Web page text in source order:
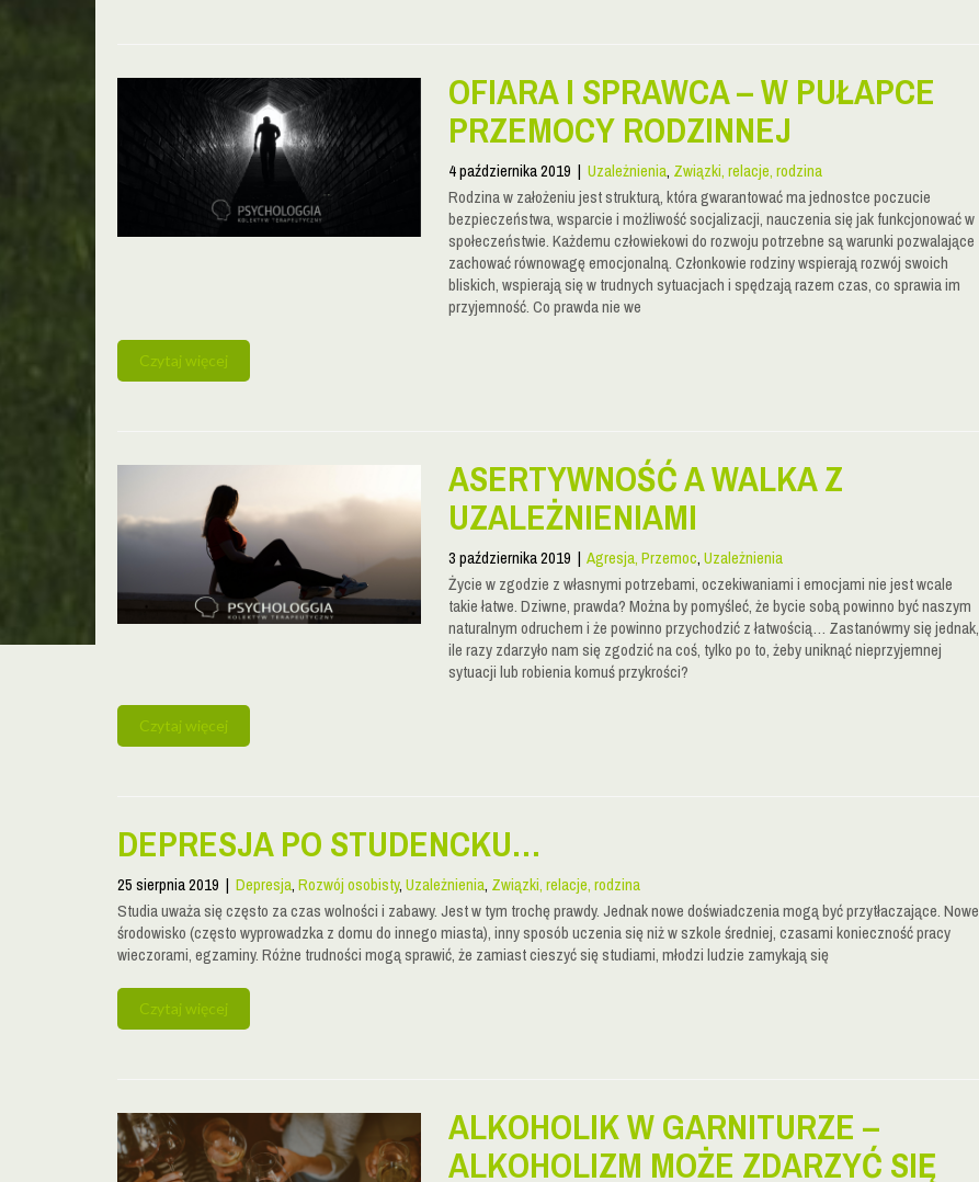
OFIARA I SPRAWCA – W PUŁAPCE
PRZEMOCY RODZINNEJ
4 października 2019 | Uzależnienia, Związki, relacje, rodzina
Rodzina w założeniu jest strukturą, która gwarantować ma jednostce poczucie
bezpieczeństwa, wsparcie i możliwość socjalizacji, nauczenia się jak funkcjonować w
społeczeństwie. Każdemu człowiekowi do rozwoju potrzebne są warunki pozwalające
zachować równowagę emocjonalną. Członkowie rodziny wspierają rozwój swoich
bliskich, wspierają się w trudnych sytuacjach i spędzają razem czas, co sprawia im
przyjemność. Co prawda nie we
Czytaj więcej
ASERTYWNOŚĆ A WALKA Z
UZALEŻNIENIAMI
3 października 2019 | Agresja, Przemoc,Uzależnienia
Życie w zgodzie z własnymi potrzebami, oczekiwaniami i emocjami nie jest wcale
takie łatwe. Dziwne, prawda? Można by pomyśleć, że bycie sobą powinno być naszym
naturalnym odruchem i że powinno przychodzić z łatwością… Zastanówmy się jednak,
ile razy zdarzyło nam się zgodzić na coś, tylko po to, żeby uniknąć nieprzyjemnej
sytuacji lub robienia komuś przykrości?
Czytaj więcej
DEPRESJA PO STUDENCKU…
25 sierpnia 2019 | Depresja,Rozwój osobisty,Uzależnienia, Związki, relacje, rodzina
Studia uważa się często za czas wolności i zabawy. Jest w tym trochę prawdy. Jednak nowe doświadczenia mogą być przytłaczające. Nowe
środowisko (często wyprowadzka z domu do innego miasta), inny sposób uczenia się niż w szkole średniej, czasami konieczność pracy
wieczorami, egzaminy. Różne trudności mogą sprawić, że zamiast cieszyć się studiami, młodzi ludzie zamykają się
Czytaj więcej
ALKOHOLIK W GARNITURZE –
ALKOHOLIZM MOŻE ZDARZYĆ SIĘ